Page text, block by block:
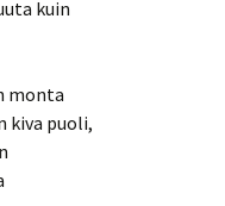
kuin
monta
kiva puoli,